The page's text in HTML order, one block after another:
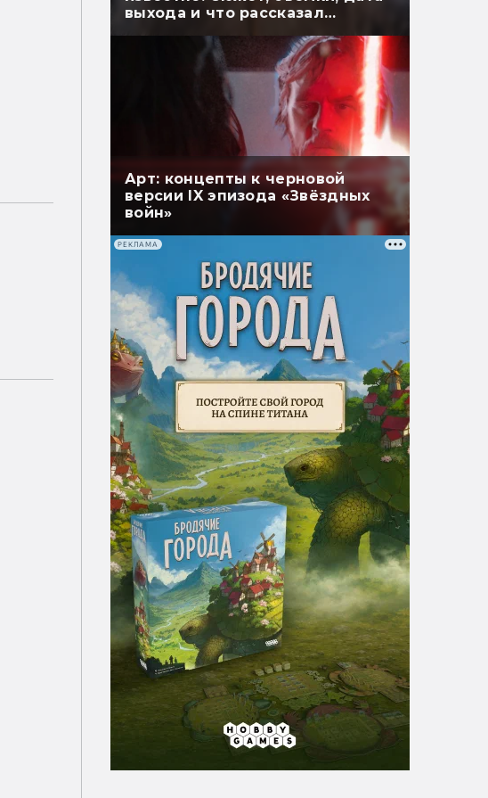
выхода и что рассказал
Арт: концепты к черновой
версии IX эпизода «Звёздных
войн»
РЕКЛАМА